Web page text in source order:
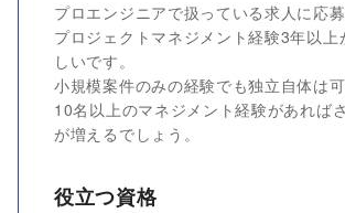
プロエンジニアで扱っている求人に応募
プロジェクトマネジメント経験3年以上
しいです。
小規模案件のみの経験でも独立自体は可
10名以上のマネジメント経験があれば
が増えるでしょう。
役立つ資格